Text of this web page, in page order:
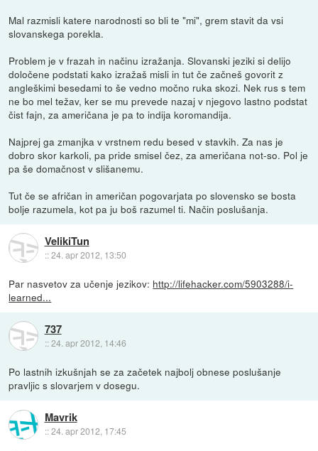
Mal razmisli katere narodnosti so bli te "mi", grem stavit da vsi
slovanskega porekla.
Problem je v frazah in načinu izražanja. Slovanski jeziki si delijo
določene podstati kako izražaš misli in tut če začneš govorit z
angleškimi besedami to še vedno močno ruka skozi. Nek rus s tem
ne bo mel težav, ker se mu prevede nazaj v njegovo lastno podstat
čist fajn, za američana je pa to indija koromandija.
Najprej ga zmanjka v vrstnem redu besed v stavkih. Za nas je
dobro skor karkoli, pa pride smisel čez, za američana not-so. Pol je
pa še domačnost v slišanemu.
Tut če se afričan in američan pogovarjata po slovensko se bosta
bolje razumela, kot pa ju boš razumel ti. Način poslušanja.
VelikiTun
::24. apr 2012, 13:50
Par nasvetov za učenje jezikov: http://lifehacker.com/5903288/i-
learned...
737
::24. apr 2012, 14:46
Po lastnih izkušnjah se za začetek najbolj obnese poslušanje
pravljic s slovarjem v dosegu.
Mavrik
::24. apr 2012, 17:45